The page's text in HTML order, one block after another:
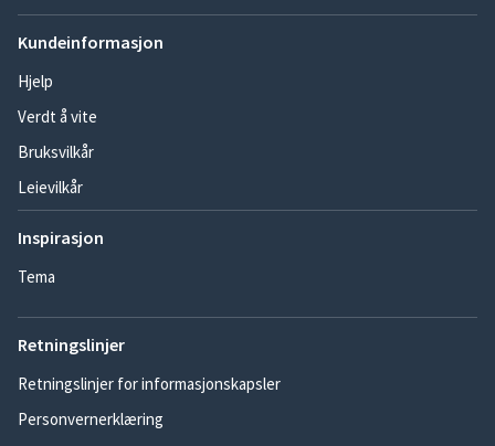
Kundeinformasjon
Hjelp
Verdt å vite
Bruksvilkår
Leievilkår
Inspirasjon
Tema
Retningslinjer
Retningslinjer for informasjonskapsler
Personvernerklæring